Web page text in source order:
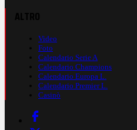
Video
Foto
Calendario Serie A
Calendario Champions
Calendario Europa L.
Calendario Premier L.
Casinò